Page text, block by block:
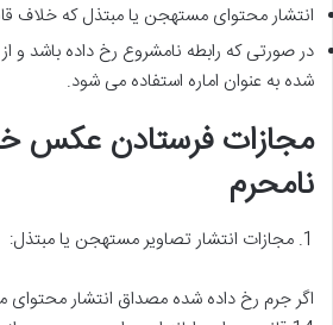
انتشار محتوای مستهجن یا مبتذل که خلاف
در صورتی که رابطه نامشروع رخ داده باشد و
شده به عنوان اماره استفاده می شود.
مجازات فرستادن عکس
نامحرم
1. مجازات انتشار تصاویر مستهجن یا مبتذل:
اگر جرم رخ داده شده مصداق انتشار